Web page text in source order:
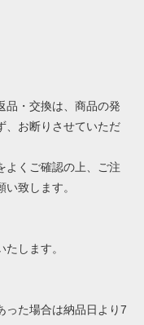
品・交換は、商品の発
、お断りさせていただ
よくご確認の上、ご注
い致します。
たします。
った場合は納品日より7